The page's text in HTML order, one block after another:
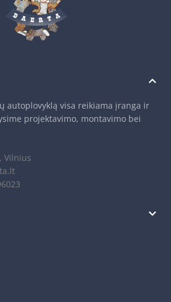
autoplovyklą visa reikiama įranga ir
projektavimo, montavimo bei
Vilnius